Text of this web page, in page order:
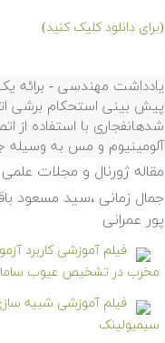
(برای دانلود کلیک کنید)
یادداشت مهندسی - برائه
پیش بینی استحکام برشی
شدهانفجاری با استفاده از
آلومینیوم و مس به وسیله
مقاله ژورنال و مجلات علمی
جمال زمانی ،سید مسعود
پور عمرانی
فیلم آموزشی کاربرد
مخرب در تشخیص عیوب
فیلم آموزشی شبیه
سیمیولینک